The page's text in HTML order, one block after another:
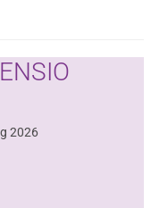
2026